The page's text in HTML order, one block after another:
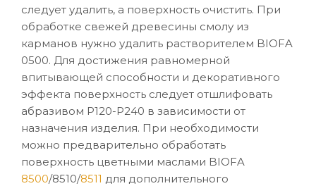
следует удалить, а поверхность очистить. При
обработке свежей древесины смолу из
карманов нужно удалить растворителем BIOFA
0500. Для достижения равномерной
впитывающей способности и декоративного
эффекта поверхность следует отшлифовать
абразивом P120-P240 в зависимости от
назначения изделия. При необходимости
можно предварительно обработать
поверхность цветными маслами BIOFA
8500/8510/8511 для дополнительного